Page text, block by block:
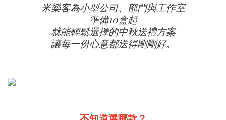
米樂客為小型公司、部門與工作室
準備10盒起
就能輕鬆選擇的中秋送禮方案
讓每一份心意都送得剛剛好。